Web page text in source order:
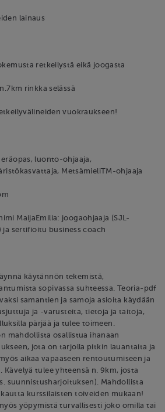
lainaus
retkeilystä eikä joogasta
rinkka selässä
vuokraukseen!
eräopas, luonto-ohjaaja,
MetsämieliTM-ohjaaja
MaijaEmilia: joogaohjaaja (SJL-
sertifioitu business coach
käytännön tekemistä,
sopivassa suhteessa. Teoria-pdf
samantien ja samoja asioita käydään
ja -varusteita, tietoja ja taitoja,
pärjää ja tulee toimeen.
mahdollista osallistua ihanaan
jota on tarjolla pitkin lauantaita ja
aikaa vapaaseen rentoutumiseen ja
tulee yhteensä n. 9km, josta
suunnistusharjoituksen). Mahdollista
kurssilaisten toiveiden mukaan!
yöpymistä turvallisesti joko omilla tai